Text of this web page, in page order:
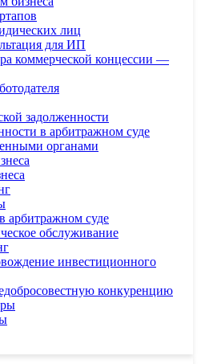
лиц
для ИП
коммерческой концессии —
задолженности
в арбитражном суде
органами
арбитражном суде
обслуживание
инвестиционного
конкуренцию